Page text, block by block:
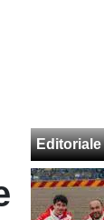
Editoriale